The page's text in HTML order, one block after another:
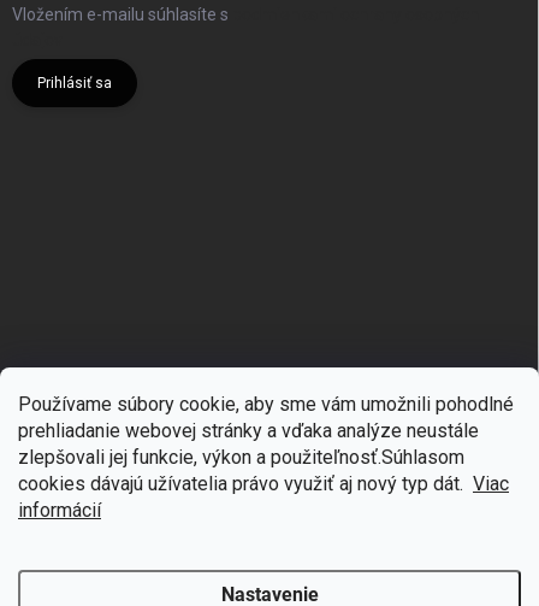
Používame súbory cookie, aby sme vám umožnili pohodlné
prehliadanie webovej stránky a vďaka analýze neustále
zlepšovali jej funkcie, výkon a použiteľnosť.Súhlasom
cookies dávajú užívatelia právo využiť aj nový typ dát. Viac
informácií
Nastavenie
Vložením e-mailu súhlasíte s
Prihlásiť sa
Copyright 2026 mgmoda.sk . Všetky práva vyhradené.Upraviť nastavenie
🎁Získajte 7 % zľavu na prvý nákup
Prihláste sa k odberu noviniek